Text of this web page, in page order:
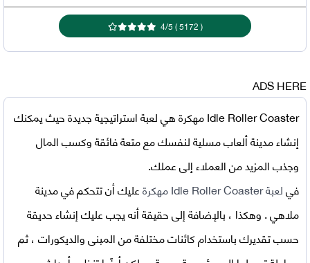
(
5172
)
4/5
ADS HERE
Idle Roller Coaster مهكرة
هي لعبة استراتيجية جديدة حيث يمكنك
إنشاء مدينة ألعاب مسلية لنفسك مع متعة فائقة وكسب المال
وجذب المزيد من العملاء إلى عملك.
فيلعبة Idle Roller Coaster مهكرة
عليك أن تتحكم في مدينة
ملاهي . وهكذا ، بالإضافة إلى حقيقة أنه يجب عليك إنشاء حديقة
حسب تقديرك باستخدام كائنات مختلفة من المبنى والديكورات ، ثم